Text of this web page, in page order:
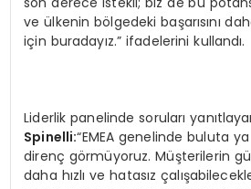
ve ülkenin bölgedeki başarısını
için buradayız.” ifadelerini kullandı.
Liderlik panelinde soruları
Spinelli:“EMEA genelinde buluta
direnç görmüyoruz. Müşterilerin
daha hızlı ve hatasız